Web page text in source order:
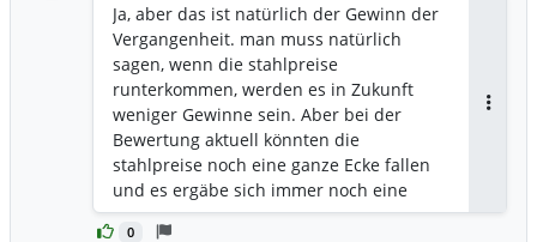
0
Ja, aber das ist natürlich der Gewinn der
Vergangenheit. man muss natürlich
sagen, wenn die stahlpreise
runterkommen, werden es in Zukunft
weniger Gewinne sein. Aber bei der
Bewertung aktuell könnten die
stahlpreise noch eine ganze Ecke fallen
und es ergäbe sich immer noch eine
attraktive zu erwartende Rendite🤷🏻‍♂️